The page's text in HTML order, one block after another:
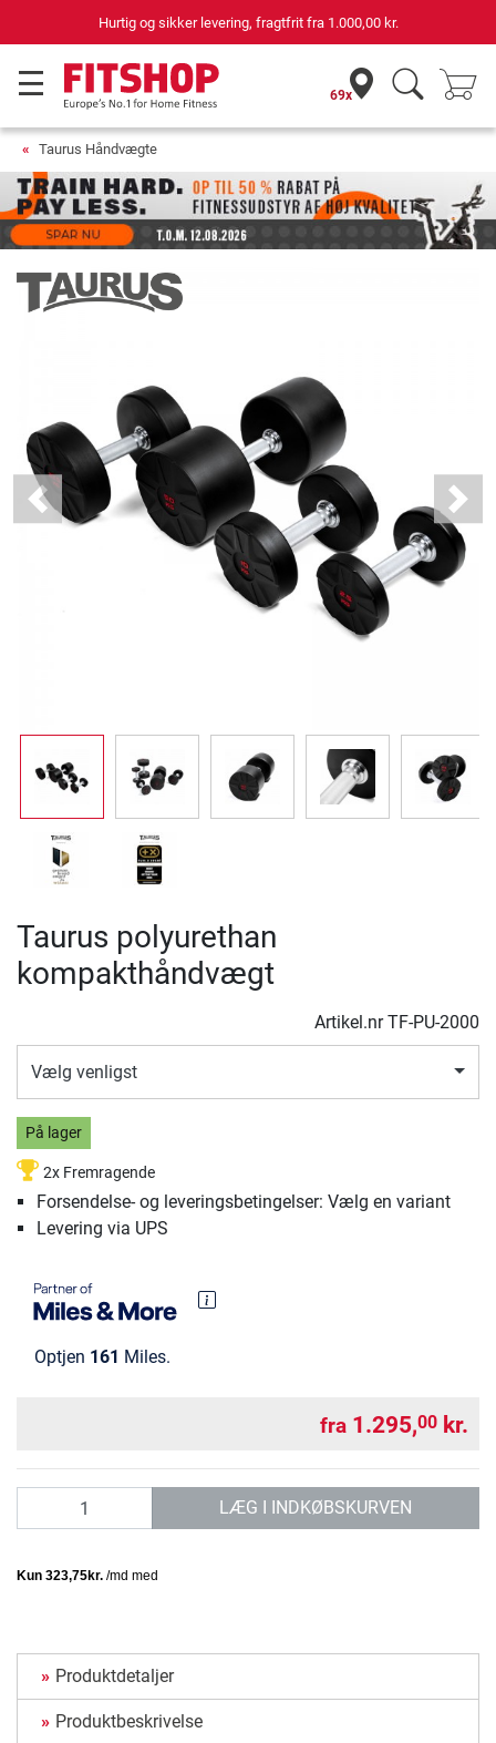
69 butikker med 75 egne servicemontører
69x
Taurus Håndvægte
Previous Next
Taurus polyurethan
kompakthåndvægt
Artikel.nrTF-PU-2000
Vælg venligst
På lager
2x Fremragende
Forsendelse- og leveringsbetingelser: Vælg en variant
Levering via UPS
Optjen 161 Miles.
fra 1.295,00 kr.
LÆG I INDKØBSKURVEN
Produktdetaljer
Produktbeskrivelse